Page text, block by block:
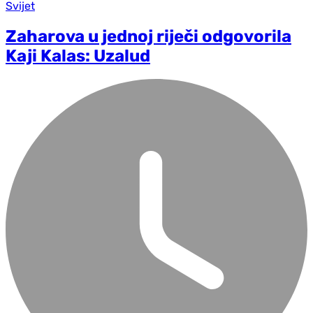
Svijet
Zaharova u jednoj riječi odgovorila
Kaji Kalas: Uzalud